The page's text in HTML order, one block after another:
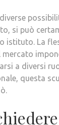
si può
istituto. La
a diversi
questa